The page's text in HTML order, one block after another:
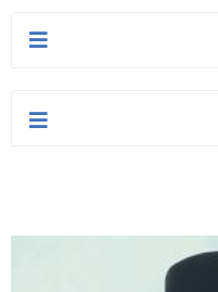
עו"ד מאלק חיר